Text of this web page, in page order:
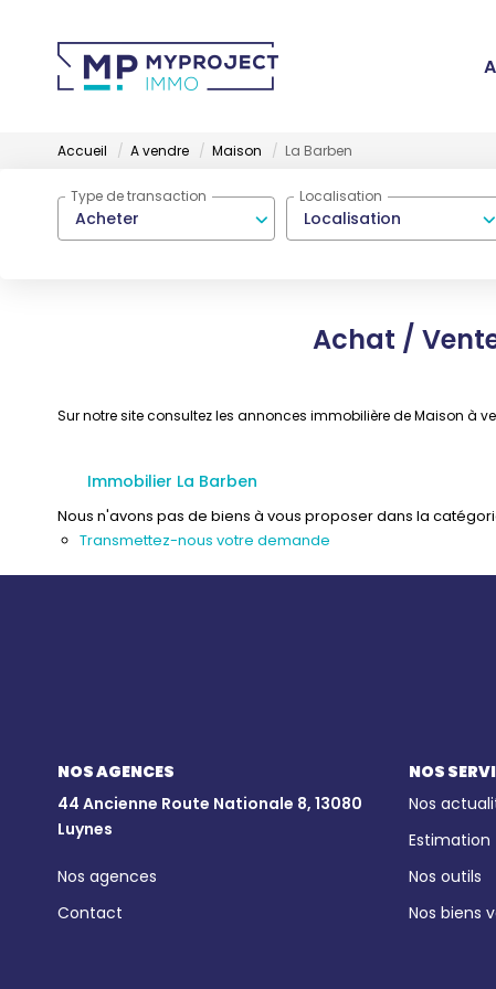
Accueil A vendre Maison La Barben
Acheter
Type de transaction
Localisation
Localisation
Achat /
Sur notre site consultez les annonces immobilière de Maison à
Immobilier La Barben
Nous n'avons pas de biens à vous proposer dans la
Transmettez-nous votre demande
NOS AGENCES
44 Ancienne Route Nationale 8, 13080
Luynes
Nos agences
Contact
NOS
Nos
Estimation
Nos outils
Nos biens